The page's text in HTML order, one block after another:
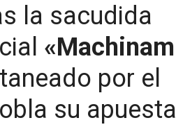
la sacudida
«Machinam
por el
su apuesta